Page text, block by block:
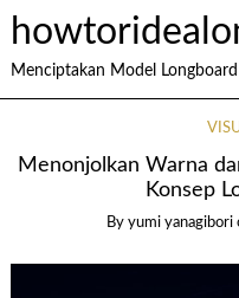
Menciptakan Model
Menonjolkan Warna
Konsep
By yumi yanagibori